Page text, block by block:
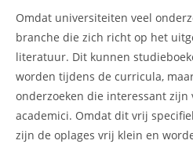
Omdat universiteiten veel
branche die zich richt op het
literatuur. Dit kunnen
worden tijdens de curricula,
onderzoeken die interessant zijn
academici. Omdat dit vrij
zijn de oplages vrij klein en